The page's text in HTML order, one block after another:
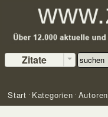
Zitate
Start Kategorien Autoren